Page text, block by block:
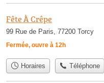
Fête À Crêpe
99 Rue de Paris, 77200 Torcy
Fermée, ouvre à 12h
Horaires Téléphone